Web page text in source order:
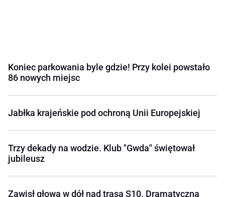
Koniec parkowania byle gdzie! Przy kolei powstało
86 nowych miejsc
Jabłka krajeńskie pod ochroną Unii Europejskiej
Trzy dekady na wodzie. Klub "Gwda" świętował
jubileusz
Zawisł głową w dół nad trasą S10. Dramatyczna